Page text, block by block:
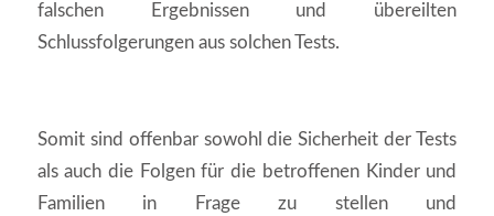
falschen Ergebnissen und übereilten
Schlussfolgerungen aus solchen Tests.
Somit sind offenbar sowohl die Sicherheit der Tests
als auch die Folgen für die betroffenen Kinder und
Familien in Frage zu stellen und